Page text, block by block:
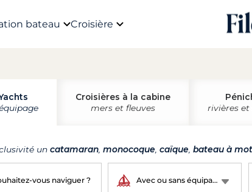
bateau Croisière
Croisières à la cabine
mers et fleuves
rivières et
un catamaran monocoque caïque bateau à
Avec ou sans équipage ?